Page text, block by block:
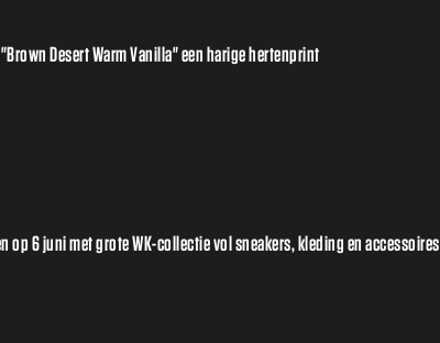
Desert Warm Vanilla" een harige hertenprint
op 6 juni met grote WK-collectie vol sneakers, kleding en accessoires